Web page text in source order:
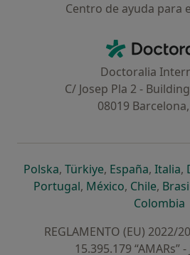
Centro de ayuda para
Doctoralia
C/ Josep Pla 2 -
08019
Polskase abre en una nueva
, Türkiyese abre en una
, Españase abre
, Italia,
Portugalse abre en una
, Méxicose abre en
, Chilese
,
Colombia
REGLAMENTO (EU) 2022/
15.395.179 “AMARs”